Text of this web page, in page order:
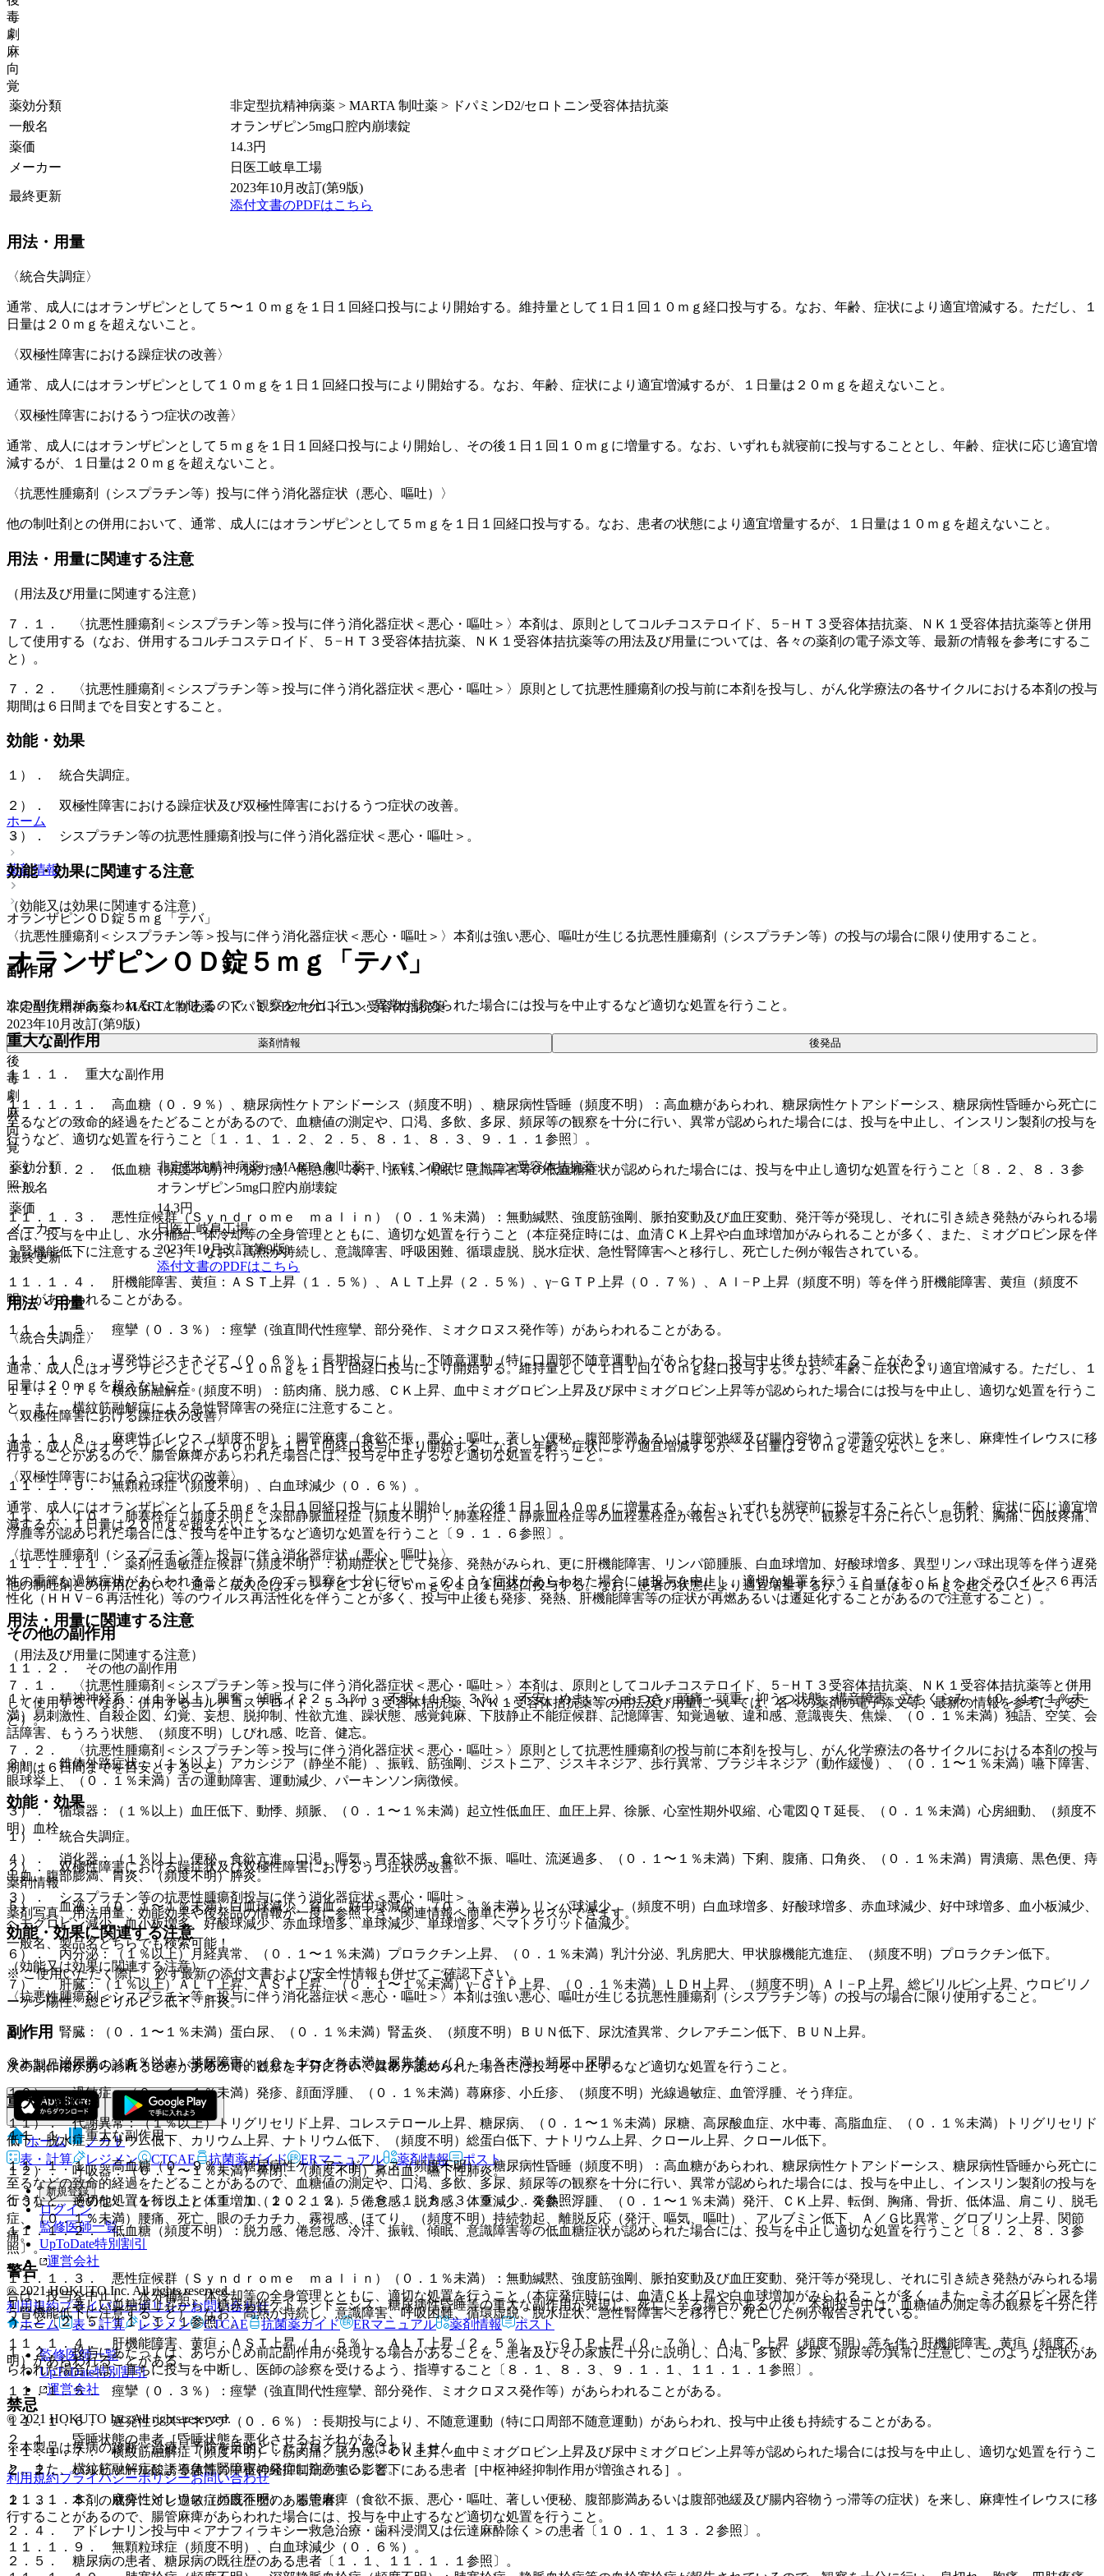
毒
劇
麻
向
覚
薬効分類
非定型抗精神病薬 > MARTA 制吐薬 > ドパミンD2/セロトニン受容体拮抗薬
一般名
オランザピン5mg口腔内崩壊錠
薬価
14.3円
メーカー
日医工岐阜工場
最終更新
2023年10月改訂(第9版)
添付文書のPDFはこちら
用法・用量
〈統合失調症〉
通常、成人にはオランザピンとして５〜１０ｍｇを１日１回経口投与により開始する。維持量として１日１回１０ｍｇ経口投与する。なお、年齢、症状により適宜増減する。ただし、１
日量は２０ｍｇを超えないこと。
〈双極性障害における躁症状の改善〉
通常、成人にはオランザピンとして１０ｍｇを１日１回経口投与により開始する。なお、年齢、症状により適宜増減するが、１日量は２０ｍｇを超えないこと。
〈双極性障害におけるうつ症状の改善〉
通常、成人にはオランザピンとして５ｍｇを１日１回経口投与により開始し、その後１日１回１０ｍｇに増量する。なお、いずれも就寝前に投与することとし、年齢、症状に応じ適宜増
減するが、１日量は２０ｍｇを超えないこと。
〈抗悪性腫瘍剤（シスプラチン等）投与に伴う消化器症状（悪心、嘔吐）〉
他の制吐剤との併用において、通常、成人にはオランザピンとして５ｍｇを１日１回経口投与する。なお、患者の状態により適宜増量するが、１日量は１０ｍｇを超えないこと。
用法・用量に関連する注意
（用法及び用量に関連する注意）
７．１． 〈抗悪性腫瘍剤＜シスプラチン等＞投与に伴う消化器症状＜悪心・嘔吐＞〉本剤は、原則としてコルチコステロイド、５−ＨＴ３受容体拮抗薬、ＮＫ１受容体拮抗薬等と併用
して使用する（なお、併用するコルチコステロイド、５−ＨＴ３受容体拮抗薬、ＮＫ１受容体拮抗薬等の用法及び用量については、各々の薬剤の電子添文等、最新の情報を参考にするこ
と）。
７．２． 〈抗悪性腫瘍剤＜シスプラチン等＞投与に伴う消化器症状＜悪心・嘔吐＞〉原則として抗悪性腫瘍剤の投与前に本剤を投与し、がん化学療法の各サイクルにおける本剤の投与
期間は６日間までを目安とすること。
効能・効果
１）． 統合失調症。
２）． 双極性障害における躁症状及び双極性障害におけるうつ症状の改善。
３）． シスプラチン等の抗悪性腫瘍剤投与に伴う消化器症状＜悪心・嘔吐＞。
効能・効果に関連する注意
（効能又は効果に関連する注意）
〈抗悪性腫瘍剤＜シスプラチン等＞投与に伴う消化器症状＜悪心・嘔吐＞〉本剤は強い悪心、嘔吐が生じる抗悪性腫瘍剤（シスプラチン等）の投与の場合に限り使用すること。
副作用
次の副作用があらわれることがあるので、観察を十分に行い、異常が認められた場合には投与を中止するなど適切な処置を行うこと。
重大な副作用
１１．１． 重大な副作用
１１．１．１． 高血糖（０．９％）、糖尿病性ケトアシドーシス（頻度不明）、糖尿病性昏睡（頻度不明）：高血糖があらわれ、糖尿病性ケトアシドーシス、糖尿病性昏睡から死亡に
至るなどの致命的経過をたどることがあるので、血糖値の測定や、口渇、多飲、多尿、頻尿等の観察を十分に行い、異常が認められた場合には、投与を中止し、インスリン製剤の投与を
行うなど、適切な処置を行うこと〔１．１、１．２、２．５、８．１、８．３、９．１．１参照〕。
１１．１．２． 低血糖（頻度不明）：脱力感、倦怠感、冷汗、振戦、傾眠、意識障害等の低血糖症状が認められた場合には、投与を中止し適切な処置を行うこと〔８．２、８．３参
照〕。
１１．１．３． 悪性症候群（Ｓｙｎｄｒｏｍｅ ｍａｌｉｎ）（０．１％未満）：無動緘黙、強度筋強剛、脈拍変動及び血圧変動、発汗等が発現し、それに引き続き発熱がみられる場
合は、投与を中止し、水分補給、体冷却等の全身管理とともに、適切な処置を行うこと（本症発症時には、血清ＣＫ上昇や白血球増加がみられることが多く、また、ミオグロビン尿を伴
う腎機能低下に注意すること）、なお、高熱が持続し、意識障害、呼吸困難、循環虚脱、脱水症状、急性腎障害へと移行し、死亡した例が報告されている。
１１．１．４． 肝機能障害、黄疸：ＡＳＴ上昇（１．５％）、ＡＬＴ上昇（２．５％）、γ−ＧＴＰ上昇（０．７％）、Ａｌ−Ｐ上昇（頻度不明）等を伴う肝機能障害、黄疸（頻度不
明）があらわれることがある。
１１．１．５． 痙攣（０．３％）：痙攣（強直間代性痙攣、部分発作、ミオクロヌス発作等）があらわれることがある。
１１．１．６． 遅発性ジスキネジア（０．６％）：長期投与により、不随意運動（特に口周部不随意運動）があらわれ、投与中止後も持続することがある。
１１．１．７． 横紋筋融解症（頻度不明）：筋肉痛、脱力感、ＣＫ上昇、血中ミオグロビン上昇及び尿中ミオグロビン上昇等が認められた場合には投与を中止し、適切な処置を行うこ
と。また、横紋筋融解症による急性腎障害の発症に注意すること。
１１．１．８． 麻痺性イレウス（頻度不明）：腸管麻痺（食欲不振、悪心・嘔吐、著しい便秘、腹部膨満あるいは腹部弛緩及び腸内容物うっ滞等の症状）を来し、麻痺性イレウスに移
行することがあるので、腸管麻痺があらわれた場合には、投与を中止するなど適切な処置を行うこと。
１１．１．９． 無顆粒球症（頻度不明）、白血球減少（０．６％）。
１１．１．１０． 肺塞栓症（頻度不明）、深部静脈血栓症（頻度不明）：肺塞栓症、静脈血栓症等の血栓塞栓症が報告されているので、観察を十分に行い、息切れ、胸痛、四肢疼痛、
浮腫等が認められた場合には、投与を中止するなど適切な処置を行うこと〔９．１．６参照〕。
１１．１．１１． 薬剤性過敏症症候群（頻度不明）：初期症状として発疹、発熱がみられ、更に肝機能障害、リンパ節腫脹、白血球増加、好酸球増多、異型リンパ球出現等を伴う遅発
性の重篤な過敏症状があらわれることがあるので、観察を十分に行い、このような症状があらわれた場合には投与を中止し、適切な処置を行うこと（なお、ヒトヘルペスウイルス６再活
性化（ＨＨＶ−６再活性化）等のウイルス再活性化を伴うことが多く、投与中止後も発疹、発熱、肝機能障害等の症状が再燃あるいは遷延化することがあるので注意すること）。
その他の副作用
１１．２． その他の副作用
１）． 精神神経系：（１％以上）興奮、傾眠（２２．３％）、不眠（１０．３％）、不安、めまい・ふらつき、頭痛・頭重、抑うつ状態、構音障害、立ちくらみ、（０．１〜１％未
満）易刺激性、自殺企図、幻覚、妄想、脱抑制、性欲亢進、躁状態、感覚鈍麻、下肢静止不能症候群、記憶障害、知覚過敏、違和感、意識喪失、焦燥、（０．１％未満）独語、空笑、会
話障害、もうろう状態、（頻度不明）しびれ感、吃音、健忘。
２）． 錐体外路症状：（１％以上）アカシジア（静坐不能）、振戦、筋強剛、ジストニア、ジスキネジア、歩行異常、ブラジキネジア（動作緩慢）、（０．１〜１％未満）嚥下障害、
眼球挙上、（０．１％未満）舌の運動障害、運動減少、パーキンソン病徴候。
３）． 循環器：（１％以上）血圧低下、動悸、頻脈、（０．１〜１％未満）起立性低血圧、血圧上昇、徐脈、心室性期外収縮、心電図ＱＴ延長、（０．１％未満）心房細動、（頻度不
明）血栓。
４）． 消化器：（１％以上）便秘、食欲亢進、口渇、嘔気、胃不快感、食欲不振、嘔吐、流涎過多、（０．１〜１％未満）下痢、腹痛、口角炎、（０．１％未満）胃潰瘍、黒色便、痔
出血、腹部膨満、胃炎、（頻度不明）膵炎。
５）． 血液：（０．１〜１％未満）白血球減少、貧血、好中球減少、（０．１％未満）リンパ球減少、（頻度不明）白血球増多、好酸球増多、赤血球減少、好中球増多、血小板減少、
ヘモグロビン減少、血小板増多、好酸球減少、赤血球増多、単球減少、単球増多、ヘマトクリット値減少。
６）． 内分泌：（１％以上）月経異常、（０．１〜１％未満）プロラクチン上昇、（０．１％未満）乳汁分泌、乳房肥大、甲状腺機能亢進症、（頻度不明）プロラクチン低下。
７）． 肝臓：（１％以上）ＡＬＴ上昇、ＡＳＴ上昇、（０．１〜１％未満）γ−ＧＴＰ上昇、（０．１％未満）ＬＤＨ上昇、（頻度不明）Ａｌ−Ｐ上昇、総ビリルビン上昇、ウロビリノ
ーゲン陽性、総ビリルビン低下、肝炎。
８）． 腎臓：（０．１〜１％未満）蛋白尿、（０．１％未満）腎盂炎、（頻度不明）ＢＵＮ低下、尿沈渣異常、クレアチニン低下、ＢＵＮ上昇。
９）． 泌尿器：（１％以上）排尿障害、（０．１〜１％未満）尿失禁、（０．１％未満）頻尿、尿閉。
１０）． 過敏症：（０．１〜１％未満）発疹、顔面浮腫、（０．１％未満）蕁麻疹、小丘疹、（頻度不明）光線過敏症、血管浮腫、そう痒症。
１１）． 代謝異常：（１％以上）トリグリセリド上昇、コレステロール上昇、糖尿病、（０．１〜１％未満）尿糖、高尿酸血症、水中毒、高脂血症、（０．１％未満）トリグリセリド
低下、脱水症、カリウム低下、カリウム上昇、ナトリウム低下、（頻度不明）総蛋白低下、ナトリウム上昇、クロール上昇、クロール低下。
１２）． 呼吸器：（０．１〜１％未満）鼻閉、（頻度不明）鼻出血、嚥下性肺炎。
１３）． その他：（１％以上）体重増加（２０．１％）、倦怠感、脱力感、体重減少、発熱、浮腫、（０．１〜１％未満）発汗、ＣＫ上昇、転倒、胸痛、骨折、低体温、肩こり、脱毛
症、（０．１％未満）腰痛、死亡、眼のチカチカ、霧視感、ほてり、（頻度不明）持続勃起、離脱反応（発汗、嘔気、嘔吐）、アルブミン低下、Ａ／Ｇ比異常、グロブリン上昇、関節
痛。
警告
１．１． 著しい血糖値上昇から、糖尿病性ケトアシドーシス、糖尿病性昏睡等の重大な副作用が発現し、死亡に至る場合があるので、本剤投与中は、血糖値の測定等の観察を十分に行
うこと〔２．５、１１．１．１参照〕。
１．２． 投与にあたっては、あらかじめ前記副作用が発現する場合があることを、患者及びその家族に十分に説明し、口渇、多飲、多尿、頻尿等の異常に注意し、このような症状があ
らわれた場合には、直ちに投与を中断し、医師の診察を受けるよう、指導すること〔８．１、８．３、９．１．１、１１．１．１参照〕。
禁忌
２．１． 昏睡状態の患者［昏睡状態を悪化させるおそれがある］。
２．２． バルビツール酸誘導体等の中枢神経抑制剤の強い影響下にある患者［中枢神経抑制作用が増強される］。
２．３． 本剤の成分に対し過敏症の既往歴のある患者。
２．４． アドレナリン投与中＜アナフィラキシー救急治療・歯科浸潤又は伝達麻酔除く＞の患者〔１０．１、１３．２参照〕。
２．５． 糖尿病の患者、糖尿病の既往歴のある患者〔１．１、１１．１．１参照〕。
ホーム
薬剤情報
オランザピンＯＤ錠５ｍｇ「テバ」
オランザピンＯＤ錠５ｍｇ「テバ」
非定型抗精神病薬 > MARTA 制吐薬 > ドパミンD2/セロトニン受容体拮抗薬
2023年10月改訂(第9版)
薬剤情報 後発品
後
毒
劇
麻
向
覚
薬効分類
非定型抗精神病薬 > MARTA 制吐薬 > ドパミンD2/セロトニン受容体拮抗薬
一般名
オランザピン5mg口腔内崩壊錠
薬価
14.3円
メーカー
日医工岐阜工場
最終更新
2023年10月改訂(第9版)
添付文書のPDFはこちら
用法・用量
〈統合失調症〉
通常、成人にはオランザピンとして５〜１０ｍｇを１日１回経口投与により開始する。維持量として１日１回１０ｍｇ経口投与する。なお、年齢、症状により適宜増減する。ただし、１
日量は２０ｍｇを超えないこと。
〈双極性障害における躁症状の改善〉
通常、成人にはオランザピンとして１０ｍｇを１日１回経口投与により開始する。なお、年齢、症状により適宜増減するが、１日量は２０ｍｇを超えないこと。
〈双極性障害におけるうつ症状の改善〉
通常、成人にはオランザピンとして５ｍｇを１日１回経口投与により開始し、その後１日１回１０ｍｇに増量する。なお、いずれも就寝前に投与することとし、年齢、症状に応じ適宜増
減するが、１日量は２０ｍｇを超えないこと。
〈抗悪性腫瘍剤（シスプラチン等）投与に伴う消化器症状（悪心、嘔吐）〉
他の制吐剤との併用において、通常、成人にはオランザピンとして５ｍｇを１日１回経口投与する。なお、患者の状態により適宜増量するが、１日量は１０ｍｇを超えないこと。
用法・用量に関連する注意
（用法及び用量に関連する注意）
７．１． 〈抗悪性腫瘍剤＜シスプラチン等＞投与に伴う消化器症状＜悪心・嘔吐＞〉本剤は、原則としてコルチコステロイド、５−ＨＴ３受容体拮抗薬、ＮＫ１受容体拮抗薬等と併用
して使用する（なお、併用するコルチコステロイド、５−ＨＴ３受容体拮抗薬、ＮＫ１受容体拮抗薬等の用法及び用量については、各々の薬剤の電子添文等、最新の情報を参考にするこ
と）。
７．２． 〈抗悪性腫瘍剤＜シスプラチン等＞投与に伴う消化器症状＜悪心・嘔吐＞〉原則として抗悪性腫瘍剤の投与前に本剤を投与し、がん化学療法の各サイクルにおける本剤の投与
期間は６日間までを目安とすること。
効能・効果
１）． 統合失調症。
２）． 双極性障害における躁症状及び双極性障害におけるうつ症状の改善。
３）． シスプラチン等の抗悪性腫瘍剤投与に伴う消化器症状＜悪心・嘔吐＞。
効能・効果に関連する注意
（効能又は効果に関連する注意）
〈抗悪性腫瘍剤＜シスプラチン等＞投与に伴う消化器症状＜悪心・嘔吐＞〉本剤は強い悪心、嘔吐が生じる抗悪性腫瘍剤（シスプラチン等）の投与の場合に限り使用すること。
副作用
次の副作用があらわれることがあるので、観察を十分に行い、異常が認められた場合には投与を中止するなど適切な処置を行うこと。
重大な副作用
１１．１． 重大な副作用
１１．１．１． 高血糖（０．９％）、糖尿病性ケトアシドーシス（頻度不明）、糖尿病性昏睡（頻度不明）：高血糖があらわれ、糖尿病性ケトアシドーシス、糖尿病性昏睡から死亡に
至るなどの致命的経過をたどることがあるので、血糖値の測定や、口渇、多飲、多尿、頻尿等の観察を十分に行い、異常が認められた場合には、投与を中止し、インスリン製剤の投与を
行うなど、適切な処置を行うこと〔１．１、１．２、２．５、８．１、８．３、９．１．１参照〕。
１１．１．２． 低血糖（頻度不明）：脱力感、倦怠感、冷汗、振戦、傾眠、意識障害等の低血糖症状が認められた場合には、投与を中止し適切な処置を行うこと〔８．２、８．３参
照〕。
１１．１．３． 悪性症候群（Ｓｙｎｄｒｏｍｅ ｍａｌｉｎ）（０．１％未満）：無動緘黙、強度筋強剛、脈拍変動及び血圧変動、発汗等が発現し、それに引き続き発熱がみられる場
合は、投与を中止し、水分補給、体冷却等の全身管理とともに、適切な処置を行うこと（本症発症時には、血清ＣＫ上昇や白血球増加がみられることが多く、また、ミオグロビン尿を伴
う腎機能低下に注意すること）、なお、高熱が持続し、意識障害、呼吸困難、循環虚脱、脱水症状、急性腎障害へと移行し、死亡した例が報告されている。
１１．１．４． 肝機能障害、黄疸：ＡＳＴ上昇（１．５％）、ＡＬＴ上昇（２．５％）、γ−ＧＴＰ上昇（０．７％）、Ａｌ−Ｐ上昇（頻度不明）等を伴う肝機能障害、黄疸（頻度不
明）があらわれることがある。
１１．１．５． 痙攣（０．３％）：痙攣（強直間代性痙攣、部分発作、ミオクロヌス発作等）があらわれることがある。
１１．１．６． 遅発性ジスキネジア（０．６％）：長期投与により、不随意運動（特に口周部不随意運動）があらわれ、投与中止後も持続することがある。
１１．１．７． 横紋筋融解症（頻度不明）：筋肉痛、脱力感、ＣＫ上昇、血中ミオグロビン上昇及び尿中ミオグロビン上昇等が認められた場合には投与を中止し、適切な処置を行うこ
と。また、横紋筋融解症による急性腎障害の発症に注意すること。
１１．１．８． 麻痺性イレウス（頻度不明）：腸管麻痺（食欲不振、悪心・嘔吐、著しい便秘、腹部膨満あるいは腹部弛緩及び腸内容物うっ滞等の症状）を来し、麻痺性イレウスに移
行することがあるので、腸管麻痺があらわれた場合には、投与を中止するなど適切な処置を行うこと。
１１．１．９． 無顆粒球症（頻度不明）、白血球減少（０．６％）。
薬剤情報
薬剤写真、用法用量、効能効果や後発品の情報が一度に参照でき、関連情報へ簡単にアクセスができます。
一般名、製品名どちらでも検索可能！
※ ご使用いただく際に、必ず最新の添付文書および安全性情報も併せてご確認下さい。
※本製品は疾病の診断・治療・予防を目的としたプログラムではありません。
ホーム
ノート
表・計算
レジメン CTCAE 抗菌薬ガイド ERマニュアル 薬剤情報 ポスト
新規登録
ログイン
監修医師一覧
UpToDate特別割引
運営会社
© 2021 HOKUTO Inc. All rights reserved.
利用規約プライバシーポリシーお問い合わせ
ホーム
表・計算 レジメン CTCAE 抗菌薬ガイド ERマニュアル 薬剤情報 ポスト
監修医師一覧
UpToDate特別割引
運営会社
© 2021 HOKUTO Inc. All rights reserved.
※本製品は疾病の診断・治療・予防を目的としたプログラムではありません。
利用規約プライバシーポリシーお問い合わせ